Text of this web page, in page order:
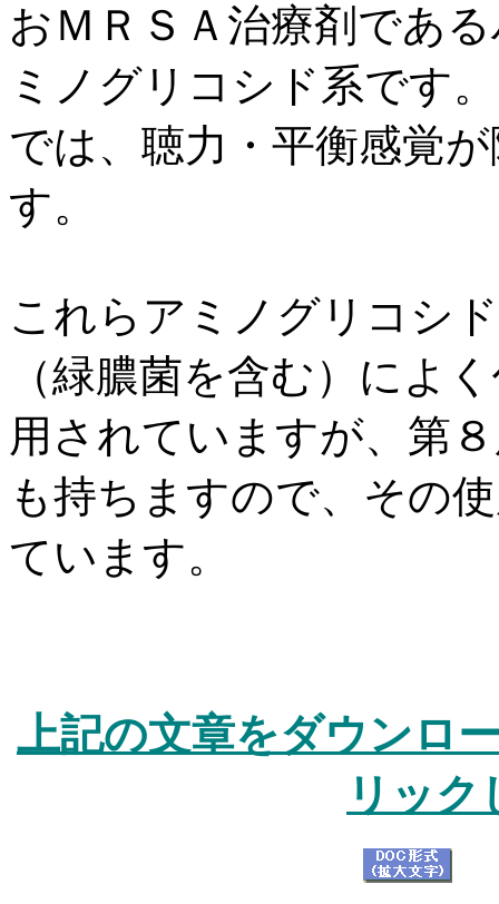
おＭＲＳＡ治療剤であ
ミノグリコシド系です
では、聴力・平衡感覚
す。
これらアミノグリコシ
（緑膿菌を含む）によ
用されていますが、第
も持ちますので、その
ています。
上記の文章をダウンロ
リック